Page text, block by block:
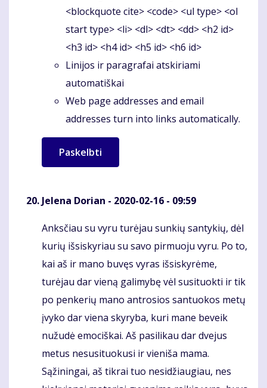
<blockquote cite> <code> <ul type> <ol
start type> <li> <dl> <dt> <dd> <h2 id>
<h3 id> <h4 id> <h5 id> <h6 id>
Linijos ir paragrafai atskiriami
automatiškai
Web page addresses and email
addresses turn into links automatically.
Jelena Dorian - 2020-02-16 - 09:59
Komentaras
Anksčiau su vyru turėjau sunkių santykių, dėl
kurių išsiskyriau su savo pirmuoju vyru. Po to,
kai aš ir mano buvęs vyras išsiskyrėme,
turėjau dar vieną galimybę vėl susituokti ir tik
po penkerių mano antrosios santuokos metų
įvyko dar viena skyryba, kuri mane beveik
nužudė emociškai. Aš pasilikau dar dvejus
metus nesusituokusi ir vieniša mama.
Sąžiningai, aš tikrai tuo nesidžiaugiau, nes